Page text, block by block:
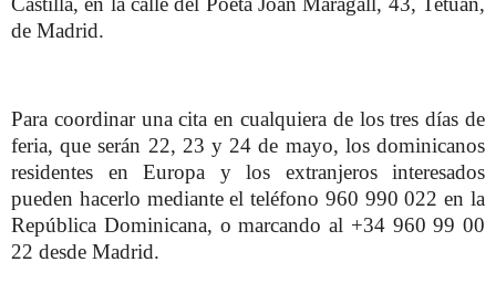
de Madrid.
Para coordinar una cita en cualquiera de los tres días de
feria, que serán 22, 23 y 24 de mayo, los dominicanos
residentes en Europa y los extranjeros interesados
pueden hacerlo mediante el teléfono 960 990 022 en la
República Dominicana, o marcando al +34 960 99 00
22 desde Madrid.